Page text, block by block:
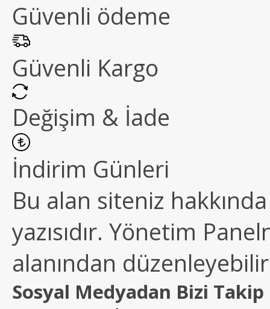
Güvenli ödeme
Güvenli Kargo
Değişim & İade
İndirim Günleri
Bu alan siteniz
yazısıdır. Yönetim
alanından
Sosyal Medyadan Bizi Takip